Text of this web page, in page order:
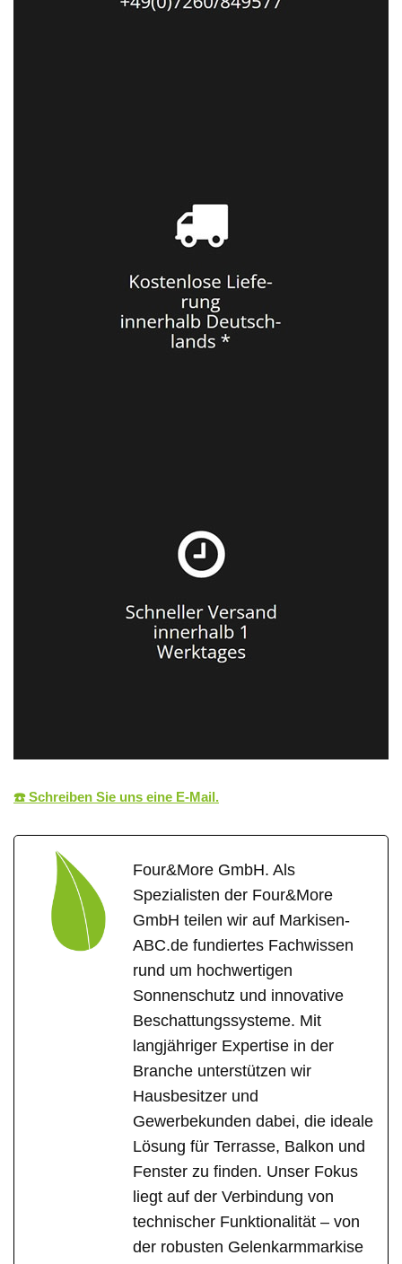
☎️ Schreiben Sie uns eine E‑Mail.
Four&More GmbH. Als
Spezialisten der Four&More
GmbH teilen wir auf Markisen-
ABC.de fundiertes Fachwissen
rund um hochwertigen
Sonnenschutz und innovative
Beschattungssysteme. Mit
langjähriger Expertise in der
Branche unterstützen wir
Hausbesitzer und
Gewerbekunden dabei, die ideale
Lösung für Terrasse, Balkon und
Fenster zu finden. Unser Fokus
liegt auf der Verbindung von
technischer Funktionalität – von
der robusten Gelenkarmmarkise